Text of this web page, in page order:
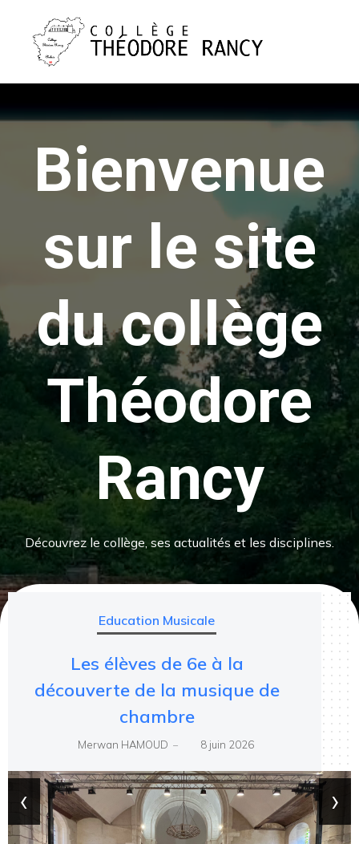
Bienvenue
sur le site
du collège
Théodore
Rancy
Découvrez le collège, ses actualités et les disciplines.
Education Musicale
Les élèves de 6e à la
découverte de la musique de
chambre
Merwan HAMOUD – 8 juin 2026
‹ ›